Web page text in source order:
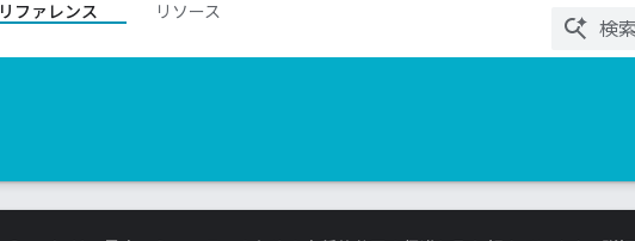
リファレンス
リソース